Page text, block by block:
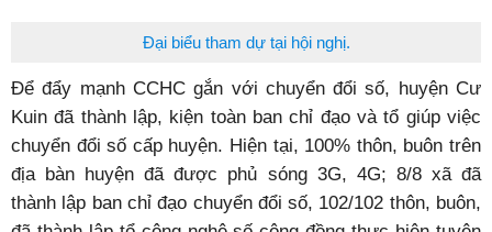
Đại biểu tham dự tại hội nghị.
Để đẩy mạnh CCHC gắn với chuyển đổi số, huyện Cư
Kuin đã thành lập, kiện toàn ban chỉ đạo và tổ giúp việc
chuyển đổi số cấp huyện. Hiện tại, 100% thôn, buôn trên
địa bàn huyện đã được phủ sóng 3G, 4G; 8/8 xã đã
thành lập ban chỉ đạo chuyển đổi số, 102/102 thôn, buôn,